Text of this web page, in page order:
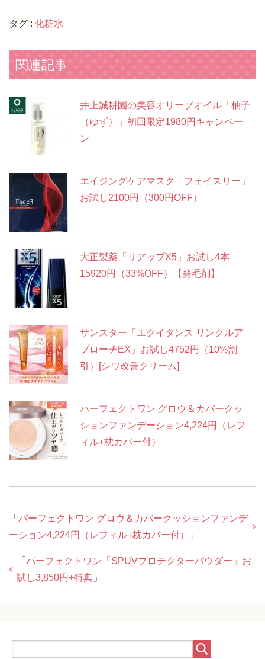
タグ : 化粧水
関連記事
井上誠耕園の美容オリーブオイル「柚子
（ゆず）」初回限定1980円キャンペー
ン
エイジングケアマスク「フェイスリー」
お試し2100円（300円OFF）
大正製薬「リアップX5」お試し4本
15920円（33%OFF）【発毛剤】
サンスター「エクイタンス リンクルア
プローチEX」お試し4752円（10%割
引）[シワ改善クリーム]
パーフェクトワン グロウ＆カバークッ
ションファンデーション4,224円（レフ
ィル+枕カバー付）
「 パーフェクトワン グロウ＆カバークッションファンデ
ーション4,224円（レフィル+枕カバー付）
」
「 パーフェクトワン「SPUVプロテクターパウダー」お
試し3,850円+特典 」